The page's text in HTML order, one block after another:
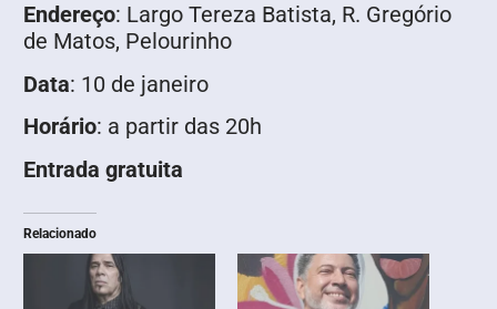
Endereço: Largo Tereza Batista, R. Gregório
de Matos, Pelourinho
Data: 10 de janeiro
Horário: a partir das 20h
Entrada gratuita
Relacionado